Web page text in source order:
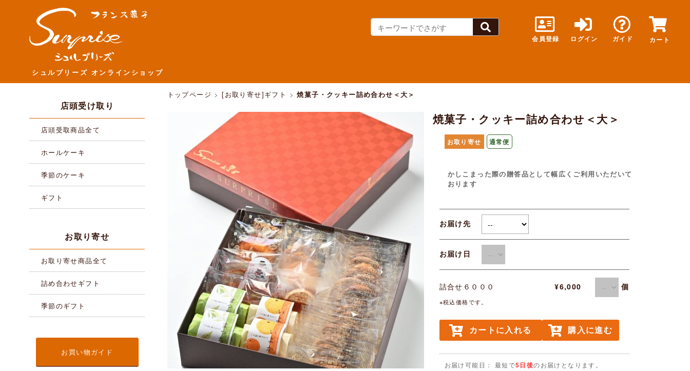
会員登録 ログイン ガイド カート
シュルプリーズ オンラインショップ
店頭受け取り
店頭受取商品全て
ホールケーキ
季節のケーキ
ギフト
お取り寄せ
お取り寄せ商品全て
詰め合わせギフト
季節のギフト
お買い物ガイド
トップページ >[お取り寄せ]ギフト >焼菓子・クッキー詰め合わせ＜大＞
焼菓子・クッキー詰め合わせ＜大＞
お取り寄せ 通常便
かしこまった際の贈答品として幅広くご利用いただいて
おります
お届け先
お届け日
詰合せ６０００ ¥6,000 個
※税込価格です。
カートに入れる 購入に進む
お届け可能日： 最短で5日後のお届けとなります。